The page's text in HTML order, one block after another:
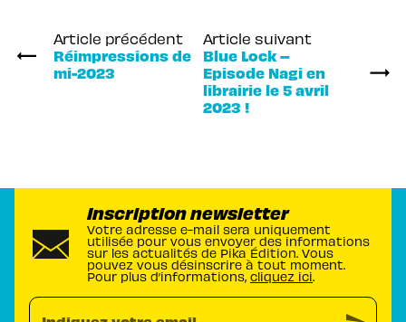
Article précédent
Réimpressions de
mi-2023
Article suivant
Blue Lock –
Episode Nagi en
librairie le 5 avril
2023 !
Inscription newsletter
Votre adresse e-mail sera uniquement
utilisée pour vous envoyer des informations
sur les actualités de Pika Édition. Vous
pouvez vous désinscrire à tout moment.
Pour plus d’informations, cliquez ici.